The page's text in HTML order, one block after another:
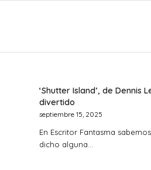
‘Shutter Island’, de Dennis
divertido
septiembre 15, 2025
En Escritor Fantasma
dicho alguna…